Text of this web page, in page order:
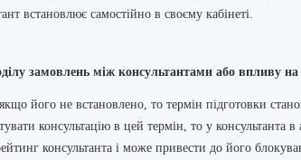
встановлює самостійно в своєму кабінеті.
замовлень між консультантами або впливу
його не встановлено, то термін підготовки
консультацію в цей термін, то у консультанта
консультанта і може привести до його